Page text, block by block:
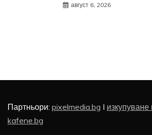
август 6, 2026
Партньори: pixelmedia.bg I изкупуване
kafene.bg